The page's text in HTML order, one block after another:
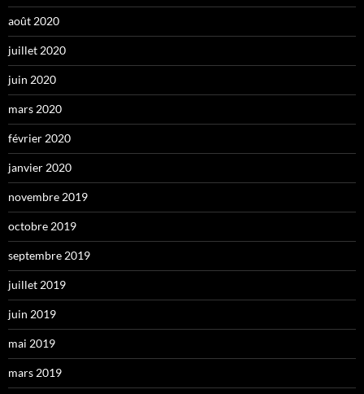
août 2020
juillet 2020
juin 2020
mars 2020
février 2020
janvier 2020
novembre 2019
octobre 2019
septembre 2019
juillet 2019
juin 2019
mai 2019
mars 2019